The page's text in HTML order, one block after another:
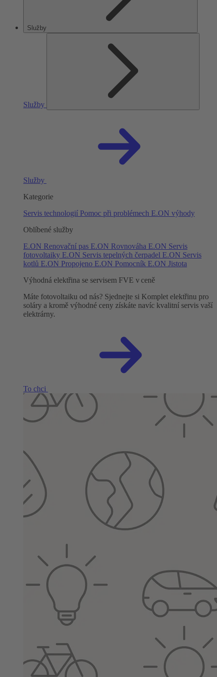
Služby
Služby
Služby
Kategorie
Servis technologií Pomoc při problémech E.ON výhody
Oblíbené služby
E.ON Renovační pas E.ON Rovnováha E.ON Servis
fotovoltaiky E.ON Servis tepelných čerpadel E.ON Servis
kotlů E.ON Propojeno E.ON Pomocník E.ON Jistota
Výhodná elektřina se servisem FVE v ceně
Máte fotovoltaiku od nás? Sjednejte si Komplet elektřinu pro
soláry a kromě výhodné ceny získáte navíc kvalitní servis vaší
elektrárny.
To chci